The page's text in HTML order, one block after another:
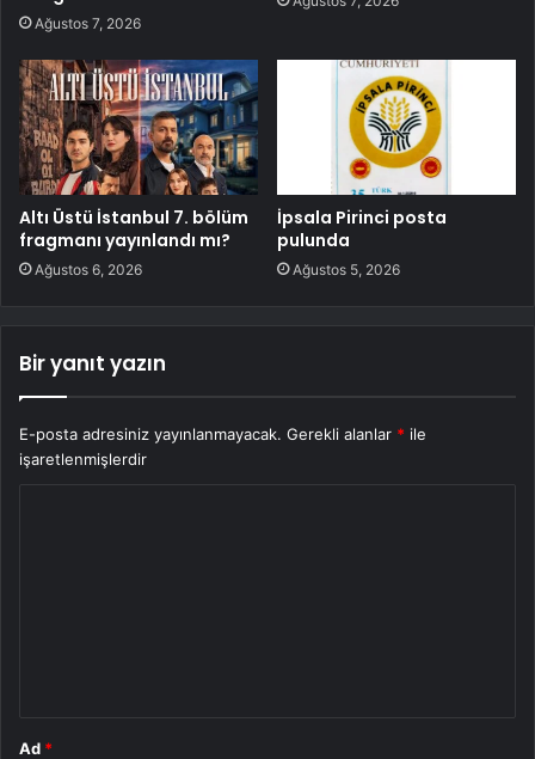
Ağustos 7, 2026
Altı Üstü İstanbul 7. bölüm
fragmanı yayınlandı mı?
Ağustos 6, 2026
İpsala Pirinci posta
pulunda
Ağustos 5, 2026
Bir yanıt yazın
E-posta adresiniz yayınlanmayacak. Gerekli alanlar * ile
işaretlenmişlerdir
Ad *